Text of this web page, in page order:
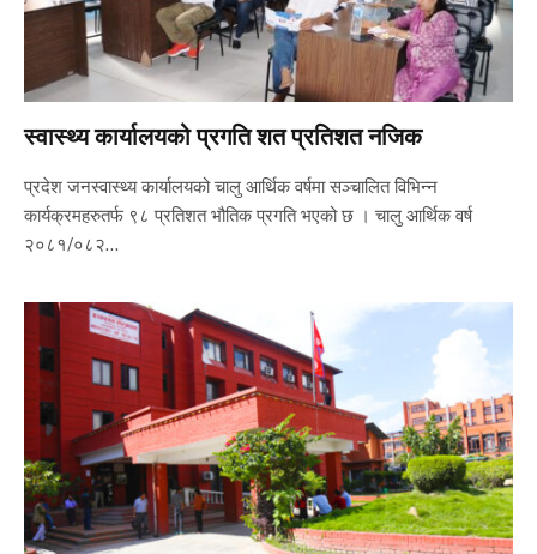
स्वास्थ्य कार्यालयको प्रगति शत प्रतिशत नजिक
प्रदेश जनस्वास्थ्य कार्यालयको चालु आर्थिक वर्षमा सञ्चालित विभिन्न
कार्यक्रमहरुतर्फ ९८ प्रतिशत भौतिक प्रगति भएको छ । चालु आर्थिक वर्ष
२०८१/०८२…